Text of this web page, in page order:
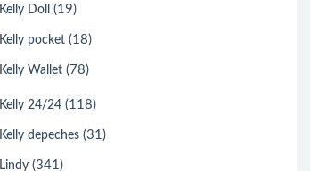
Kelly Doll (19)
Kelly pocket (18)
Kelly Wallet (78)
Kelly 24/24 (118)
Kelly depeches (31)
Lindy (341)